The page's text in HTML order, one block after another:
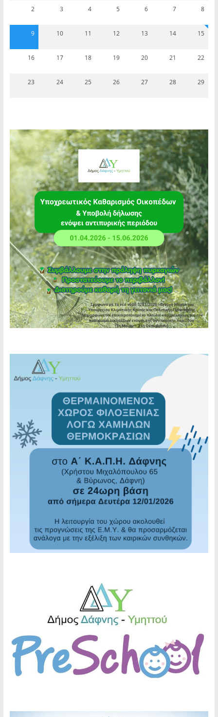
2 3 4 5 6 7 8
9 10 11 12 13 14 15
16 17 18 19 20 21 22
23 24 25 26 27 28 29